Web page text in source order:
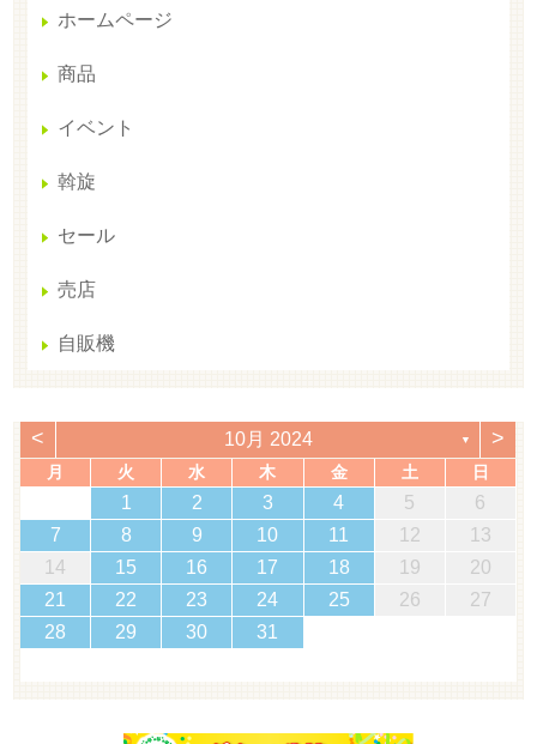
ホームページ
商品
イベント
斡旋
セール
売店
自販機
< 10月 2024 ▼ >
月 火 水 木 金 土 日
1 2 3 4 5
6
7
8 9 10 11 12
13
14
15 16 17 18 19
20
21
22 23 24 25 26
27
28
29 30 31